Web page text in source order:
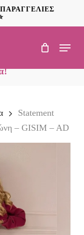
Menu
Statement
– GISIM – AD